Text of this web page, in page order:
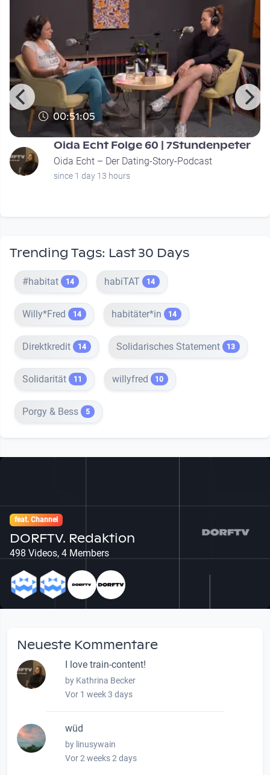
00:51:05
Oida Echt Folge 60 | 7Stundenpeter
Oida Echt – Der Dating-Story-Podcast
since 1 day 13 hours
Trending Tags: Last 30 Days
#habitat 14 habiTAT 14
Willy*Fred 14 habitäter*in 14
Direktkredit 14 Solidarisches Statement 13
Solidarität 11 willyfred 10
Porgy & Bess 5
feat. Channel
DORFTV. Redaktion
498 Videos, 4 Members
Neueste Kommentare
I love train-content!
by Kathrina Becker
Vor 1 week 3 days
wüd
by linusywain
Vor 2 weeks 2 days